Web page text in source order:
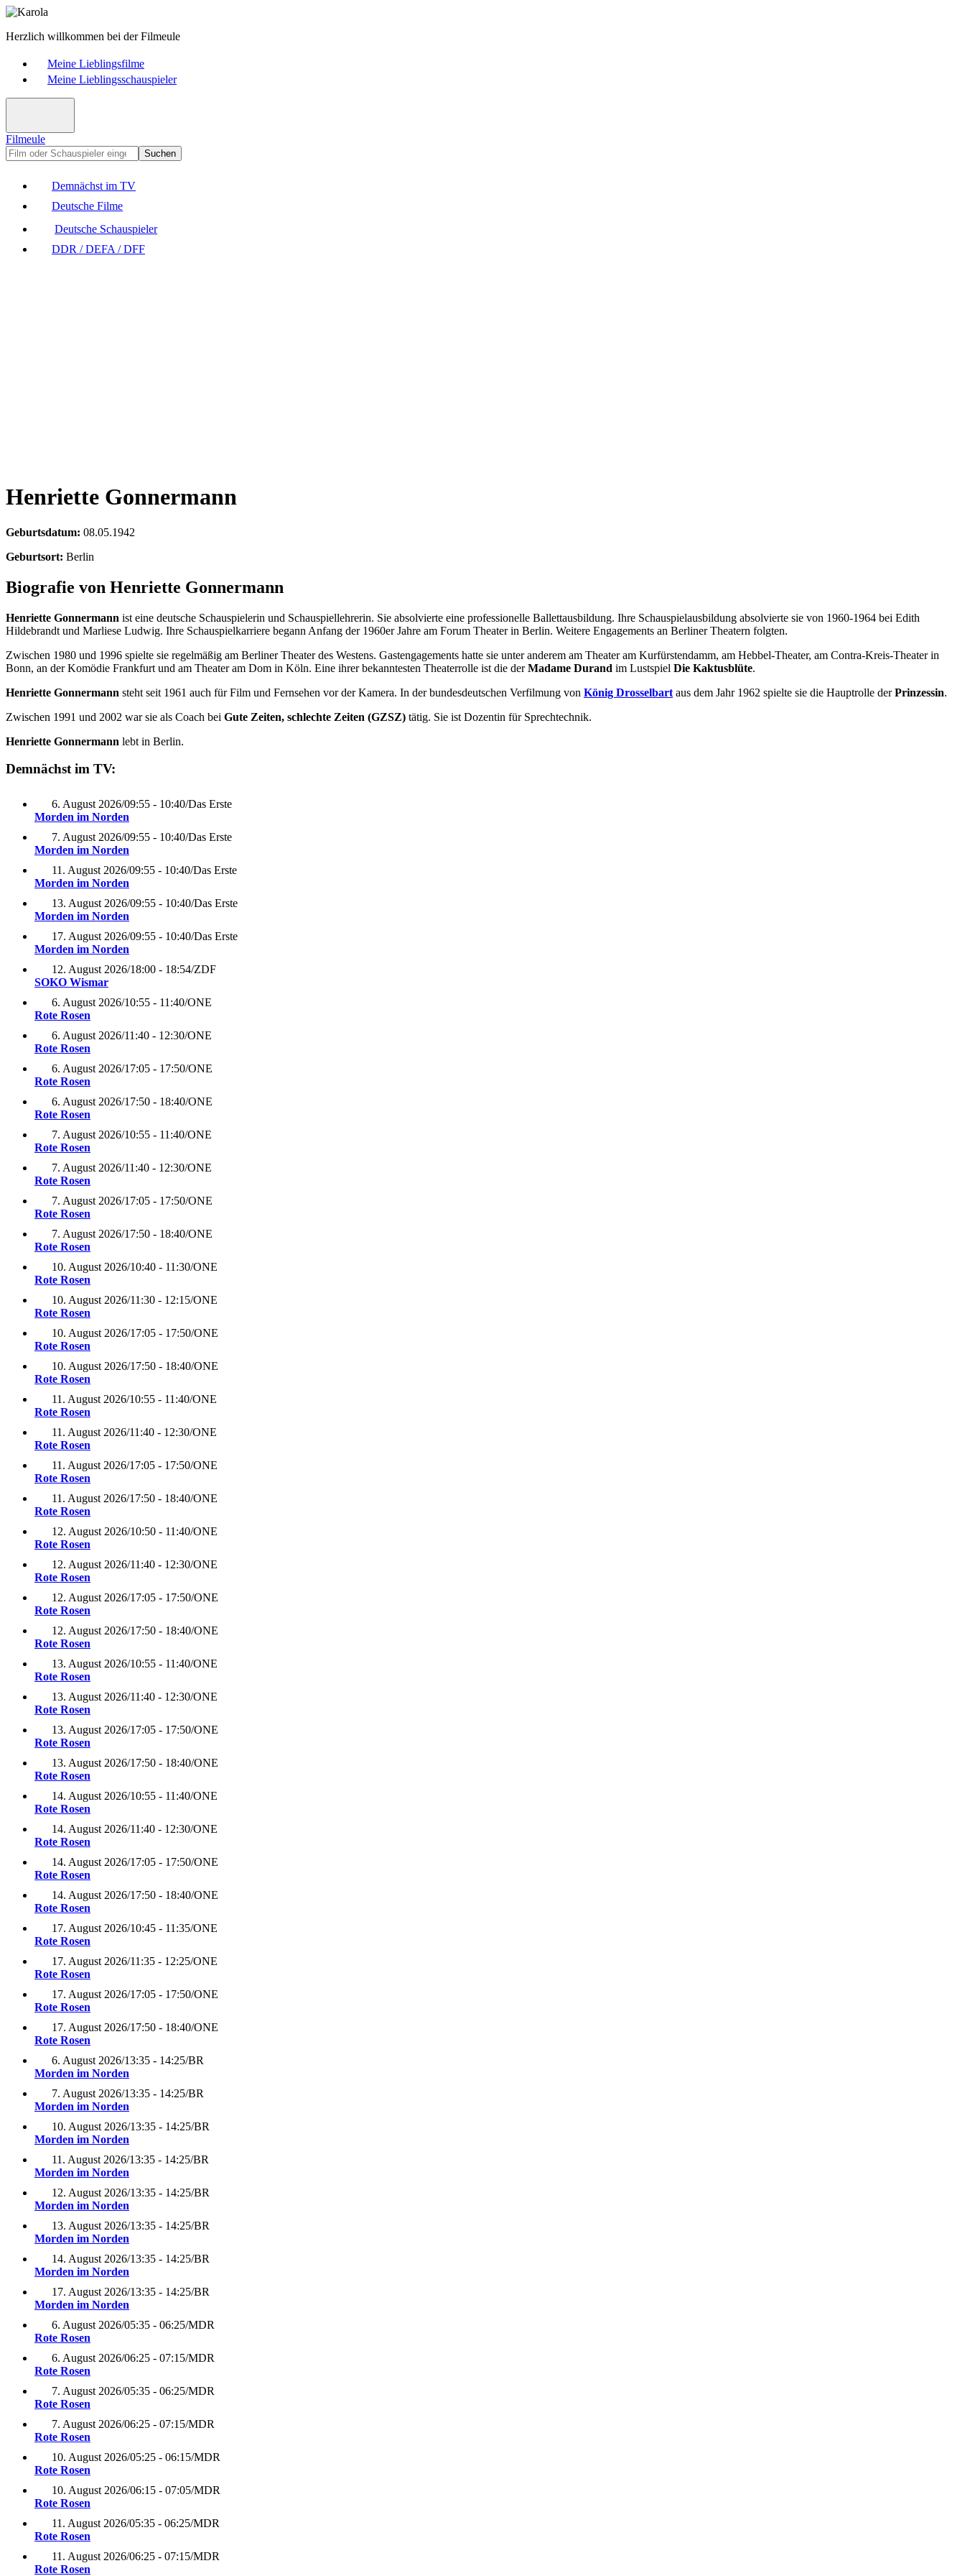
Herzlich willkommen bei der Filmeule
Meine Lieblingsfilme
Meine Lieblingsschauspieler
Filmeule
Suchen
Demnächst im TV
Deutsche Filme
Deutsche Schauspieler
DDR / DEFA / DFF
Henriette Gonnermann
Geburtsdatum: 08.05.1942
Geburtsort: Berlin
Biografie von Henriette Gonnermann
Henriette Gonnermann ist eine deutsche Schauspielerin und Schauspiellehrerin. Sie absolvierte eine professionelle Ballettausbildung. Ihre Schauspielausbildung absolvierte sie von 1960-1964 bei Edith
Hildebrandt und Marliese Ludwig. Ihre Schauspielkarriere begann Anfang der 1960er Jahre am Forum Theater in Berlin. Weitere Engagements an Berliner Theatern folgten.
Zwischen 1980 und 1996 spielte sie regelmäßig am Berliner Theater des Westens. Gastengagements hatte sie unter anderem am Theater am Kurfürstendamm, am Hebbel-Theater, am Contra-Kreis-Theater in
Bonn, an der Komödie Frankfurt und am Theater am Dom in Köln. Eine ihrer bekanntesten Theaterrolle ist die derMadame Durand im Lustspiel Die Kaktusblüte.
Henriette Gonnermann steht seit 1961 auch für Film und Fernsehen vor der Kamera. In der bundesdeutschen Verfilmung von König Drosselbart aus dem Jahr 1962 spielte sie die Hauptrolle derPrinzessin.
Zwischen 1991 und 2002 war sie als Coach bei Gute Zeiten, schlechte Zeiten (GZSZ) tätig. Sie ist Dozentin für Sprechtechnik.
Henriette Gonnermann lebt in Berlin.
Demnächst im TV:
6. August 2026/09:55 - 10:40/Das Erste
Morden im Norden
7. August 2026/09:55 - 10:40/Das Erste
Morden im Norden
11. August 2026/09:55 - 10:40/Das Erste
Morden im Norden
13. August 2026/09:55 - 10:40/Das Erste
Morden im Norden
17. August 2026/09:55 - 10:40/Das Erste
Morden im Norden
12. August 2026/18:00 - 18:54/ZDF
SOKO Wismar
6. August 2026/10:55 - 11:40/ONE
Rote Rosen
6. August 2026/11:40 - 12:30/ONE
Rote Rosen
6. August 2026/17:05 - 17:50/ONE
Rote Rosen
6. August 2026/17:50 - 18:40/ONE
Rote Rosen
7. August 2026/10:55 - 11:40/ONE
Rote Rosen
7. August 2026/11:40 - 12:30/ONE
Rote Rosen
7. August 2026/17:05 - 17:50/ONE
Rote Rosen
7. August 2026/17:50 - 18:40/ONE
Rote Rosen
10. August 2026/10:40 - 11:30/ONE
Rote Rosen
10. August 2026/11:30 - 12:15/ONE
Rote Rosen
10. August 2026/17:05 - 17:50/ONE
Rote Rosen
10. August 2026/17:50 - 18:40/ONE
Rote Rosen
11. August 2026/10:55 - 11:40/ONE
Rote Rosen
11. August 2026/11:40 - 12:30/ONE
Rote Rosen
11. August 2026/17:05 - 17:50/ONE
Rote Rosen
11. August 2026/17:50 - 18:40/ONE
Rote Rosen
12. August 2026/10:50 - 11:40/ONE
Rote Rosen
12. August 2026/11:40 - 12:30/ONE
Rote Rosen
12. August 2026/17:05 - 17:50/ONE
Rote Rosen
12. August 2026/17:50 - 18:40/ONE
Rote Rosen
13. August 2026/10:55 - 11:40/ONE
Rote Rosen
13. August 2026/11:40 - 12:30/ONE
Rote Rosen
13. August 2026/17:05 - 17:50/ONE
Rote Rosen
13. August 2026/17:50 - 18:40/ONE
Rote Rosen
14. August 2026/10:55 - 11:40/ONE
Rote Rosen
14. August 2026/11:40 - 12:30/ONE
Rote Rosen
14. August 2026/17:05 - 17:50/ONE
Rote Rosen
14. August 2026/17:50 - 18:40/ONE
Rote Rosen
17. August 2026/10:45 - 11:35/ONE
Rote Rosen
17. August 2026/11:35 - 12:25/ONE
Rote Rosen
17. August 2026/17:05 - 17:50/ONE
Rote Rosen
17. August 2026/17:50 - 18:40/ONE
Rote Rosen
6. August 2026/13:35 - 14:25/BR
Morden im Norden
7. August 2026/13:35 - 14:25/BR
Morden im Norden
10. August 2026/13:35 - 14:25/BR
Morden im Norden
11. August 2026/13:35 - 14:25/BR
Morden im Norden
12. August 2026/13:35 - 14:25/BR
Morden im Norden
13. August 2026/13:35 - 14:25/BR
Morden im Norden
14. August 2026/13:35 - 14:25/BR
Morden im Norden
17. August 2026/13:35 - 14:25/BR
Morden im Norden
6. August 2026/05:35 - 06:25/MDR
Rote Rosen
6. August 2026/06:25 - 07:15/MDR
Rote Rosen
7. August 2026/05:35 - 06:25/MDR
Rote Rosen
7. August 2026/06:25 - 07:15/MDR
Rote Rosen
10. August 2026/05:25 - 06:15/MDR
Rote Rosen
10. August 2026/06:15 - 07:05/MDR
Rote Rosen
11. August 2026/05:35 - 06:25/MDR
Rote Rosen
11. August 2026/06:25 - 07:15/MDR
Rote Rosen